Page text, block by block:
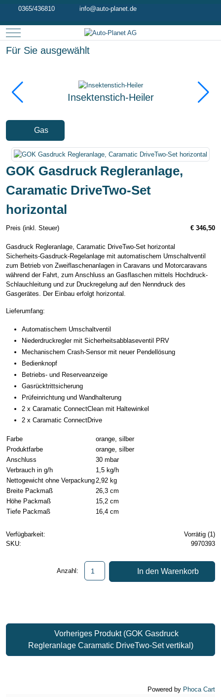
0365/436810 info@auto-planet.de
Mobile Menu Toggle
Für Sie ausgewählt
Insektenstich-Heiler
Gas
GOK Gasdruck Regleranlage,
Caramatic DriveTwo-Set
horizontal
Preis (inkl. Steuer) € 346,50
Gasdruck Regleranlage, Caramatic DriveTwo-Set horizontal
Sicherheits-Gasdruck-Regelanlage mit automatischem Umschaltventil
zum Betrieb von Zweiflaschenanlagen in Caravans und Motorcaravans
während der Fahrt, zum Anschluss an Gasflaschen mittels Hochdruck-
Schlauchleitung und zur Druckregelung auf den Nenndruck des
Gasgerätes. Der Einbau erfolgt horizontal.
Lieferumfang:
Automatischem Umschaltventil
Niederdruckregler mit Sicherheitsabblaseventil PRV
Mechanischem Crash-Sensor mit neuer Pendellösung
Bedienknopf
Betriebs- und Reserveanzeige
Gasrücktrittsicherung
Prüfeinrichtung und Wandhalterung
2 x Caramatic ConnectClean mit Haltewinkel
2 x Caramatic ConnectDrive
Farbe
orange, silber
Produktfarbe
orange, silber
Anschluss
30 mbar
Verbrauch in g/h
1,5 kg/h
Nettogewicht ohne Verpackung2,92 kg
Breite Packmaß
26,3 cm
Höhe Packmaß
15,2 cm
Tiefe Packmaß
16,4 cm
Verfügbarkeit:
Vorrätig (1)
SKU:
9970393
Anzahl: In den Warenkorb
Vorheriges Produkt (GOK Gasdruck
Regleranlage Caramatic DriveTwo-Set vertikal)
Powered by Phoca Cart